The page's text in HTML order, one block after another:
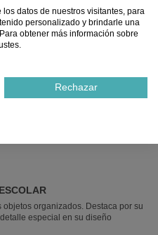
GRATIS
desde 45€
Devoluciones
GRATIS
organizados. Destaca por su
especial en su diseño
datos de nuestros visitantes, para
personalizado y brindarle una
obtener más información sobre
Rechazar